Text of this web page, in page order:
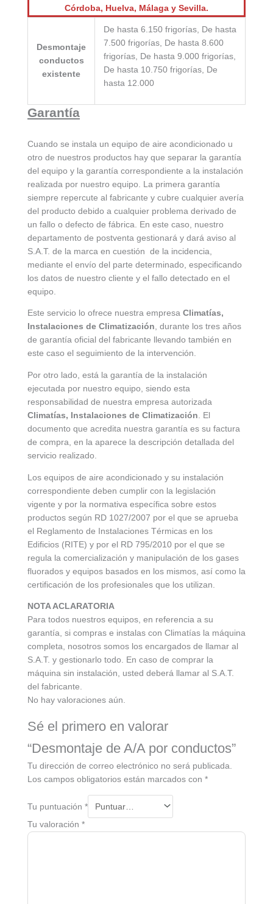
Córdoba, Huelva, Málaga y Sevilla.
Desmontaje
conductos
existente
De hasta 6.150 frigorías, De hasta
7.500 frigorías, De hasta 8.600
frigorías, De hasta 9.000 frigorías,
De hasta 10.750 frigorías, De
hasta 12.000
Garantía
Cuando se instala un equipo de aire acondicionado u
otro de nuestros productos hay que separar la garantía
del equipo y la garantía correspondiente a la instalación
realizada por nuestro equipo. La primera garantía
siempre repercute al fabricante y cubre cualquier avería
del producto debido a cualquier problema derivado de
un fallo o defecto de fábrica. En este caso, nuestro
departamento de postventa gestionará y dará aviso al
S.A.T. de la marca en cuestión de la incidencia,
mediante el envío del parte determinado, especificando
los datos de nuestro cliente y el fallo detectado en el
equipo.
Este servicio lo ofrece nuestra empresa Climatías,
Instalaciones de Climatización, durante los tres años
de garantía oficial del fabricante llevando también en
este caso el seguimiento de la intervención.
Por otro lado, está la garantía de la instalación
ejecutada por nuestro equipo, siendo esta
responsabilidad de nuestra empresa autorizada
Climatías, Instalaciones de Climatización . El
documento que acredita nuestra garantía es su factura
de compra, en la aparece la descripción detallada del
servicio realizado.
Los equipos de aire acondicionado y su instalación
correspondiente deben cumplir con la legislación
vigente y por la normativa específica sobre estos
productos según RD 1027/2007 por el que se aprueba
el Reglamento de Instalaciones Térmicas en los
Edificios (RITE) y por el RD 795/2010 por el que se
regula la comercialización y manipulación de los gases
fluorados y equipos basados en los mismos, así como la
certificación de los profesionales que los utilizan.
NOTA ACLARATORIA
Para todos nuestros equipos, en referencia a su
garantía, si compras e instalas con Climatías la máquina
completa, nosotros somos los encargados de llamar al
S.A.T. y gestionarlo todo. En caso de comprar la
máquina sin instalación, usted deberá llamar al S.A.T.
del fabricante.
No hay valoraciones aún.
Sé el primero en valorar
“Desmontaje de A/A por conductos”
Tu dirección de correo electrónico no será publicada.
Los campos obligatorios están marcados con *
Tu puntuación *
Tu valoración *